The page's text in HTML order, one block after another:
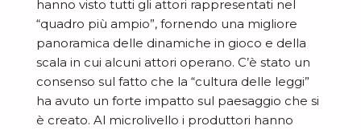
hanno visto tutti gli attori rappresentati nel
“quadro più ampio”, fornendo una migliore
panoramica delle dinamiche in gioco e della
scala in cui alcuni attori operano. C’è stato un
consenso sul fatto che la “cultura delle leggi”
ha avuto un forte impatto sul paesaggio che si
è creato. Al microlivello i produttori hanno